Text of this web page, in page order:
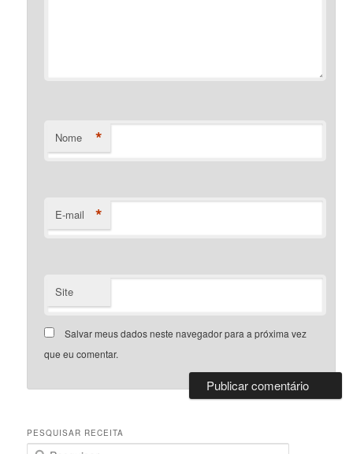
Nome *
E-mail *
Site
Salvar meus dados neste navegador para a próxima vez
que eu comentar.
PESQUISAR RECEITA